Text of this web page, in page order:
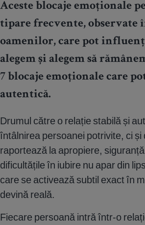
Aceste blocaje emoționale
tipare frecvente, observate
oamenilor, care pot
alegem și alegem să
7 blocaje emoționale care
autentică.
Drumul către o relație stabilă și
întâlnirea persoanei potrivite, ci
raportează la apropiere,
dificultățile în iubire nu apar din
care se activează subtil exact în
devină reală.
Fiecare persoană intră într-o